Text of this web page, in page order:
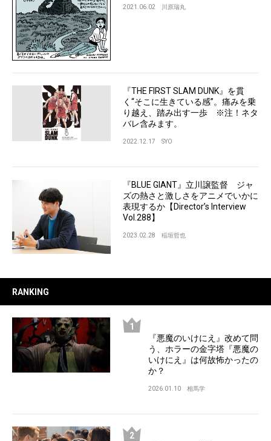
2021.06.02 川原瑞丸
『THE FIRST SLAM DUNK』を貫
く“そこに生きている感”。痛みを乗
り越え、踏み出す一歩 ※注！ネタ
バレ含みます。
2022.12.17 SYO
『BLUE GIANT』立川譲監督 ジャ
ズの熱さと激しさをアニメでいかに
表現するか【Director’s Interview
Vol.288】
2023.02.28 稲垣哲也
RANKING
『悪魔のいけにえ』改めて問
う、ホラーの金字塔『悪魔の
いけにえ』は何故怖かったの
か？
2026.01.10 相馬学